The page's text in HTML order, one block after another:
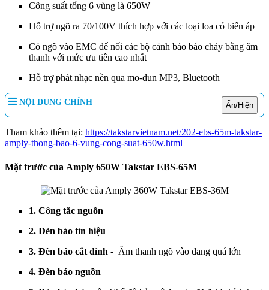
Công suất tổng 6 vùng là 650W
Hỗ trợ ngõ ra 70/100V thích hợp với các loại loa có biến áp
Có ngõ vào EMC để nối các bộ cảnh báo báo cháy bằng âm
thanh với mức ưu tiên cao nhất
Hỗ trợ phát nhạc nền qua mo-đun MP3, Bluetooth
NỘI DUNG CHÍNH Ẩn/Hiện
Tham khảo thêm tại: https://takstarvietnam.net/202-ebs-65m-takstar-
amply-thong-bao-6-vung-cong-suat-650w.html
Mặt trước của Amply 650W Takstar EBS-65M
1. Công tắc nguồn
2. Đèn báo tín hiệu
3. Đèn báo cắt đỉnh - Âm thanh ngõ vào đang quá lớn
4. Đèn báo nguồn